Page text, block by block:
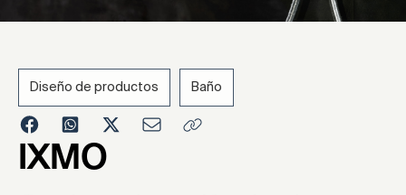
Diseño de productos Baño
IXMO